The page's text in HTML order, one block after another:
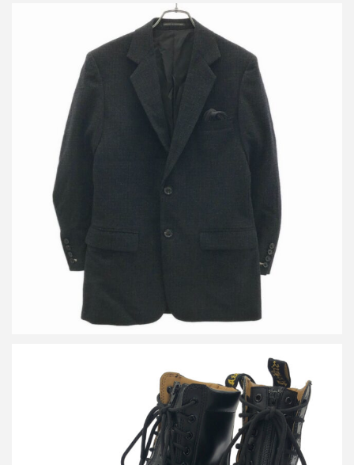
ヨウジヤマモト コスチュームドオム 14AW ウールチェックジャケ
ット&タックパンツ セットアップ
詳しく見る